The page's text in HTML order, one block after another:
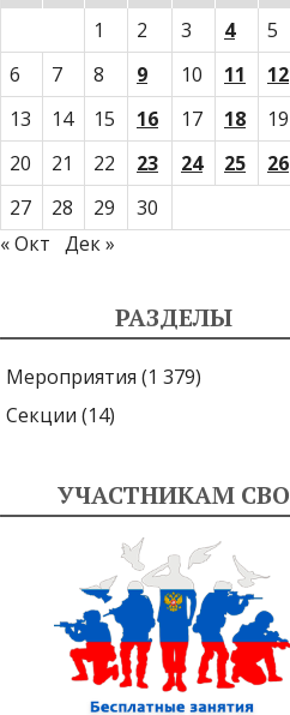
1
2 3 4
5
6
7 8 9 10 11
12
13
14 15 16 17 18
19
20
21 22 23 24 25
26
27
28 29
30
« Окт Дек »
РАЗДЕЛЫ
Мероприятия (1 379)
Секции (14)
УЧАСТНИКАМ СВО